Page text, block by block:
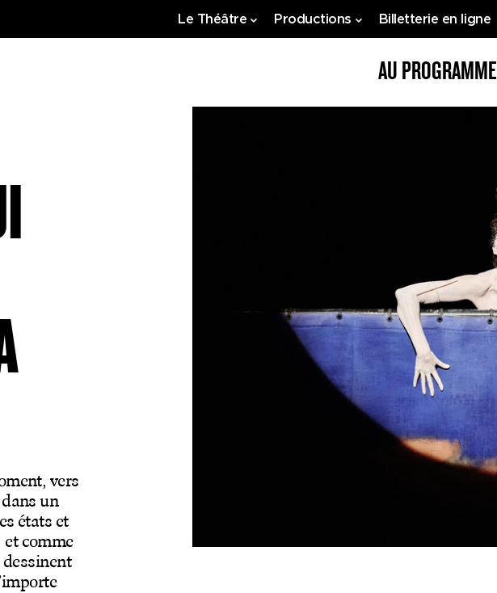
Le Théâtre Productions Billetterie en ligne
AU PROGRAMME
vers
un
états et
et comme
dessinent